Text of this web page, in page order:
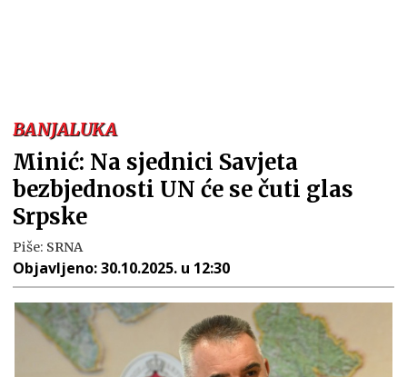
BANJALUKA
Minić: Na sjednici Savjeta
bezbjednosti UN će se čuti glas
Srpske
Piše: SRNA
Objavljeno:30.10.2025. u 12:30